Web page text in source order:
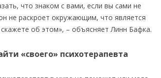
что знаком с вами, если вы сами не
не раскроет окружающим, что является
об этом», – объясняет Линн Бафка.
«своего» психотерапевта